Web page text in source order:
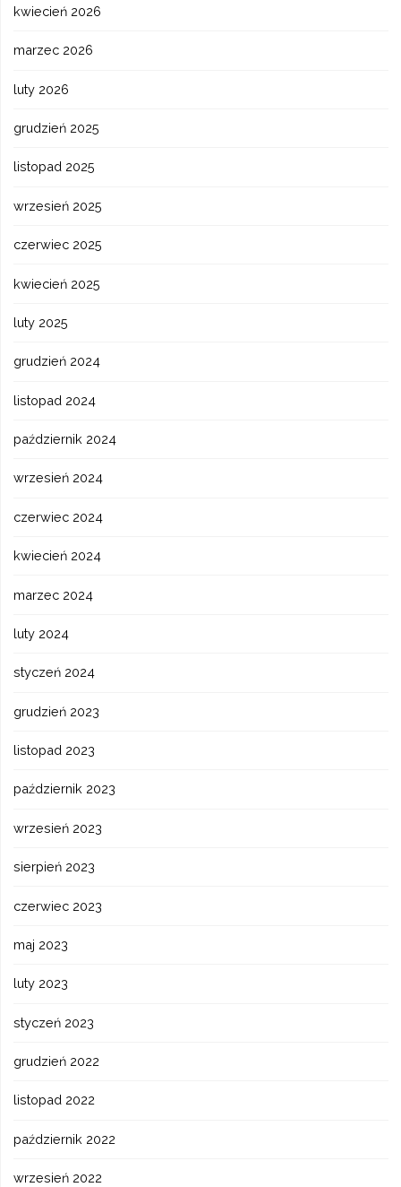
kwiecień 2026
marzec 2026
luty 2026
grudzień 2025
listopad 2025
wrzesień 2025
czerwiec 2025
kwiecień 2025
luty 2025
grudzień 2024
listopad 2024
październik 2024
wrzesień 2024
czerwiec 2024
kwiecień 2024
marzec 2024
luty 2024
styczeń 2024
grudzień 2023
listopad 2023
październik 2023
wrzesień 2023
sierpień 2023
czerwiec 2023
maj 2023
luty 2023
styczeń 2023
grudzień 2022
listopad 2022
październik 2022
wrzesień 2022